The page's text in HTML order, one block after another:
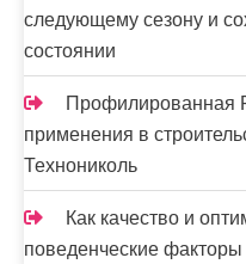
следующему сезону и
состоянии
Профилированная
применения в
Технониколь
Как качество и
поведенческие